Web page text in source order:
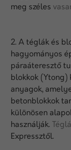
meg széles
2. A téglák és
hagyományos
páraáteresztő
blokkok (Ytong)
anyagok,
betonblokkok
különösen
használják.
Expressztől.